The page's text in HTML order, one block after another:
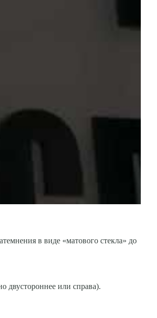
в виде «матового стекла» до
двустороннее или справа).